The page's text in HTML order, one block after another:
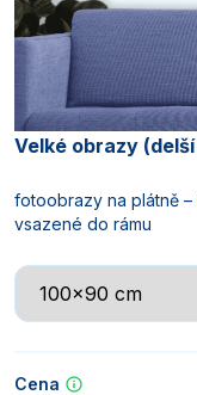
Velké obrazy
fotoobrazy na plátně
vsazené do rámu
Cena